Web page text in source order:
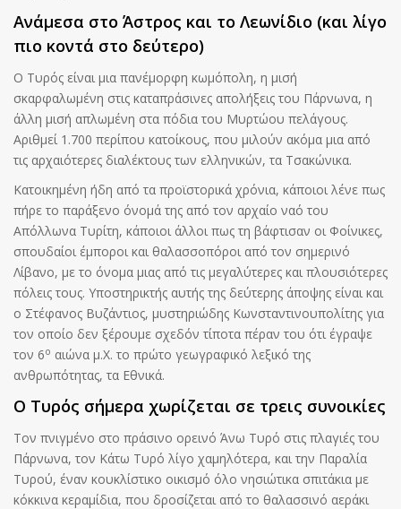
Ανάμεσα στο Άστρος και το Λεωνίδιο (και λίγο
πιο κοντά στο δεύτερο)
Ο Τυρός είναι μια πανέμορφη κωμόπολη, η μισή
σκαρφαλωμένη στις καταπράσινες απολήξεις του Πάρνωνα, η
άλλη μισή απλωμένη στα πόδια του Μυρτώου πελάγους.
Αριθμεί 1.700 περίπου κατοίκους, που μιλούν ακόμα μια από
τις αρχαιότερες διαλέκτους των ελληνικών, τα Τσακώνικα.
Κατοικημένη ήδη από τα προϊστορικά χρόνια, κάποιοι λένε πως
πήρε το παράξενο όνομά της από τον αρχαίο ναό του
Απόλλωνα Τυρίτη, κάποιοι άλλοι πως τη βάφτισαν οι Φοίνικες,
σπουδαίοι έμποροι και θαλασσοπόροι από τον σημερινό
Λίβανο, με το όνομα μιας από τις μεγαλύτερες και πλουσιότερες
πόλεις τους. Υποστηρικτής αυτής της δεύτερης άποψης είναι και
ο Στέφανος Βυζάντιος, μυστηριώδης Κωνσταντινουπολίτης για
τον οποίο δεν ξέρουμε σχεδόν τίποτα πέραν του ότι έγραψε
τον 6ο αιώνα μ.Χ. το πρώτο γεωγραφικό λεξικό της
ανθρωπότητας, τα Εθνικά.
Ο Τυρός σήμερα χωρίζεται σε τρεις συνοικίες
Τον πνιγμένο στο πράσινο ορεινό Άνω Τυρό στις πλαγιές του
Πάρνωνα, τον Κάτω Τυρό λίγο χαμηλότερα, και την Παραλία
Τυρού, έναν κουκλίστικο οικισμό όλο νησιώτικα σπιτάκια με
κόκκινα κεραμίδια, που δροσίζεται από το θαλασσινό αεράκι